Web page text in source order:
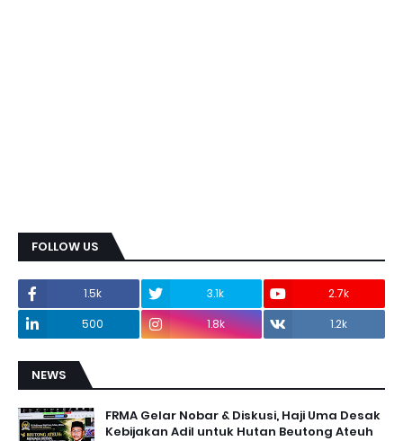
FOLLOW US
1.5k 3.1k
2.7k
500
1.8k 1.2k
NEWS
FRMA Gelar Nobar & Diskusi, Haji Uma Desak
Kebijakan Adil untuk Hutan Beutong Ateuh